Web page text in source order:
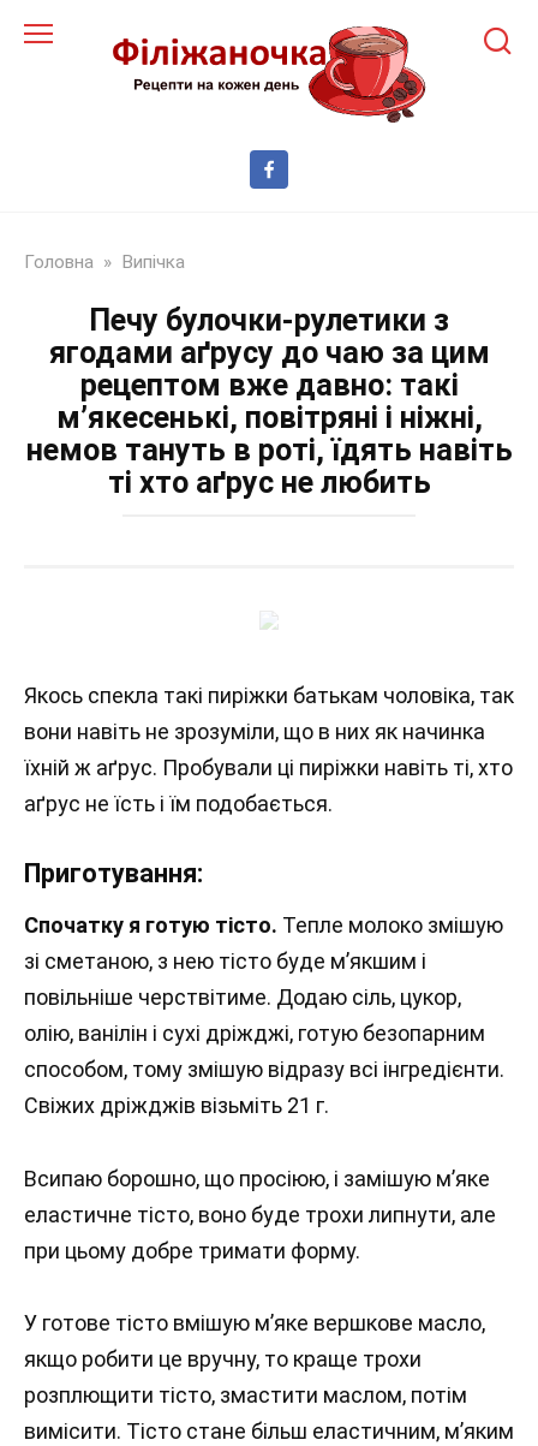
до
Головна » Випічка
Печу булочки-рулетики з
ягодами аґрусу до чаю за цим
рецептом вже давно: такі
м’якесенькі, повітряні і ніжні,
немов тануть в роті, їдять навіть
ті хто аґрус не любить
Якось спекла такі пиріжки батькам чоловіка, так
вони навіть не зрозуміли, що в них як начинка
їхній ж аґрус. Пробували ці пиріжки навіть ті, хто
аґрус не їсть і їм подобається.
Приготування:
Спочатку я готую тісто. Тепле молоко змішую
зі сметаною, з нею тісто буде м’якшим і
повільніше черствітиме. Додаю сіль, цукор,
олію, ванілін і сухі дріжджі, готую безопарним
способом, тому змішую відразу всі інгредієнти.
Свіжих дріжджів візьміть 21 г.
Всипаю борошно, що просіюю, і замішую м’яке
еластичне тісто, воно буде трохи липнути, але
при цьому добре тримати форму.
У готове тісто вмішую м’яке вершкове масло,
якщо робити це вручну, то краще трохи
розплющити тісто, змастити маслом, потім
вимісити. Тісто стане більш еластичним, м’яким